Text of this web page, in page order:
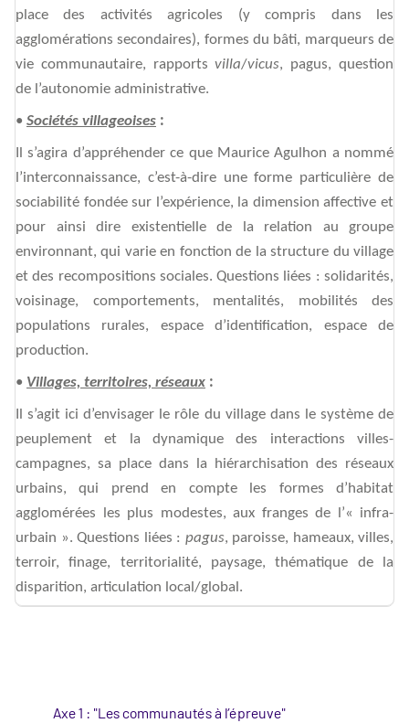
place des activités agricoles (y compris dans les
agglomérations secondaires), formes du bâti, marqueurs de
vie communautaire, rapportsvilla/vicus, pagus, question
de l’autonomie administrative.
• Sociétés villageoises :
Il s’agira d’appréhender ce que Maurice Agulhon a nommé
l’interconnaissance, c’est-à-dire une forme particulière de
sociabilité fondée sur l’expérience, la dimension affective et
pour ainsi dire existentielle de la relation au groupe
environnant, qui varie en fonction de la structure du village
et des recompositions sociales. Questions liées : solidarités,
voisinage, comportements, mentalités, mobilités des
populations rurales, espace d’identification, espace de
production.
• Villages, territoires, réseaux :
Il s’agit ici d’envisager le rôle du village dans le système de
peuplement et la dynamique des interactions villes-
campagnes, sa place dans la hiérarchisation des réseaux
urbains, qui prend en compte les formes d’habitat
agglomérées les plus modestes, aux franges de l’« infra-
urbain ». Questions liées : pagus, paroisse, hameaux, villes,
terroir, finage, territorialité, paysage, thématique de la
disparition, articulation local/global.
Axe 1 : "Les communautés à l’épreuve"